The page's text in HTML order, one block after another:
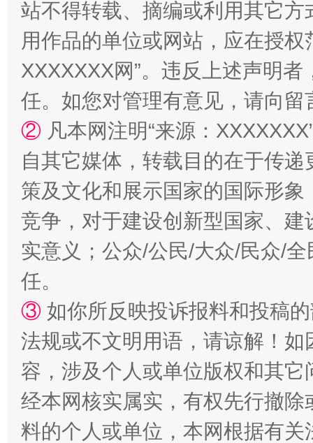
“蜀中异人”王建安的艺术幻境
站不得转载、摘编或利用其它
用作品的单位或网站，应在授
XXXXXXX网”。违反上述声明
任。如您对管理有意见，请向
② 凡本网注明“来源：
自其它媒体，转载目的在于传
策及文化和展示国家的国际形
竞争，对于建设创新型国家、
实意义；公众/公民/大众/民众/
任。
③ 如你所反映投诉报料和投稿
法规或不文明用语，请谅解！
容，涉及个人或单位版权和其它
经本网核实属实，有权先行撤
料的个人或单位，本网根据有